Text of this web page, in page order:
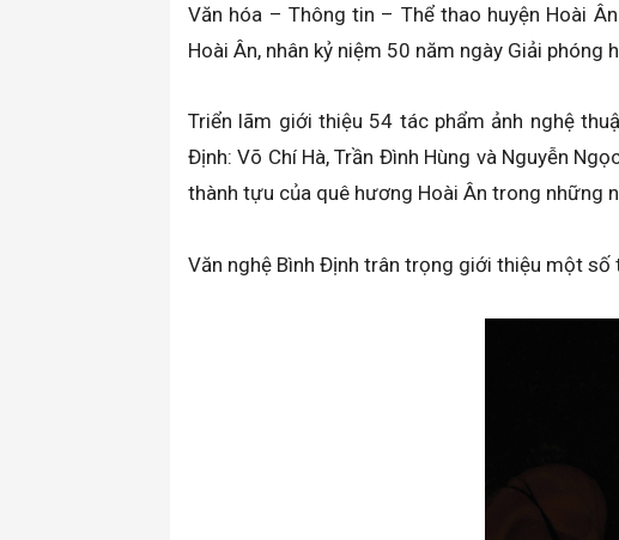
Văn hóa – Thông tin – Thể thao huyện Hoài
Hoài Ân, nhân kỷ niệm 50 năm ngày Giải
Triển lãm giới thiệu 54 tác phẩm ảnh nghệ
Định: Võ Chí Hà, Trần Đình Hùng và Nguyễn
thành tựu của quê hương Hoài Ân trong những
Văn nghệ Bình Định trân trọng giới thiệu một số